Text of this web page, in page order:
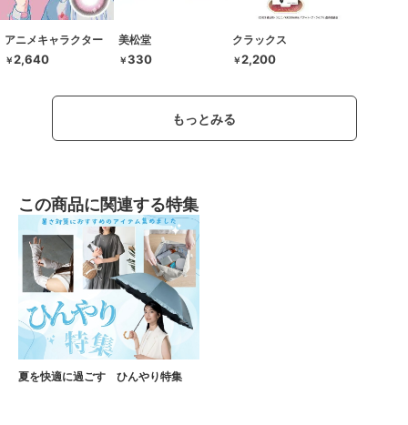
アニメキャラクター
￥2,640
美松堂
￥330
クラックス
￥2,200
もっとみる
この商品に関連する特集
夏を快適に過ごす ひんやり特集